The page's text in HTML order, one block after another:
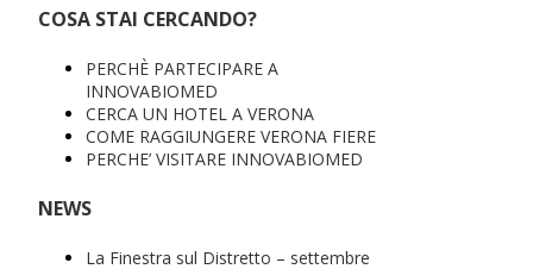
COSA STAI CERCANDO?
PERCHÈ PARTECIPARE A
INNOVABIOMED
CERCA UN HOTEL A VERONA
COME RAGGIUNGERE VERONA FIERE
PERCHE’ VISITARE INNOVABIOMED
NEWS
La Finestra sul Distretto – settembre